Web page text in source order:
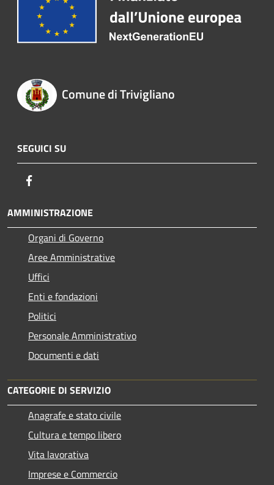
Comune di Trivigliano
SEGUICI SU
AMMINISTRAZIONE
Organi di Governo
Aree Amministrative
Uffici
Enti e fondazioni
Politici
Personale Amministrativo
Documenti e dati
CATEGORIE DI SERVIZIO
Anagrafe e stato civile
Cultura e tempo libero
Vita lavorativa
Imprese e Commercio